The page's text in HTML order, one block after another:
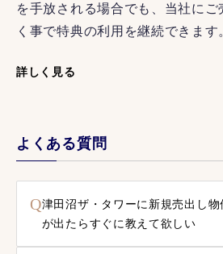
を手放される場合でも、当社に
く事で特典の利用を継続できます
詳しく見る
よくある質問
Q津田沼ザ・タワーに新規売出し
が出たらすぐに教えて欲しい